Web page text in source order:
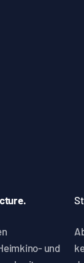
und